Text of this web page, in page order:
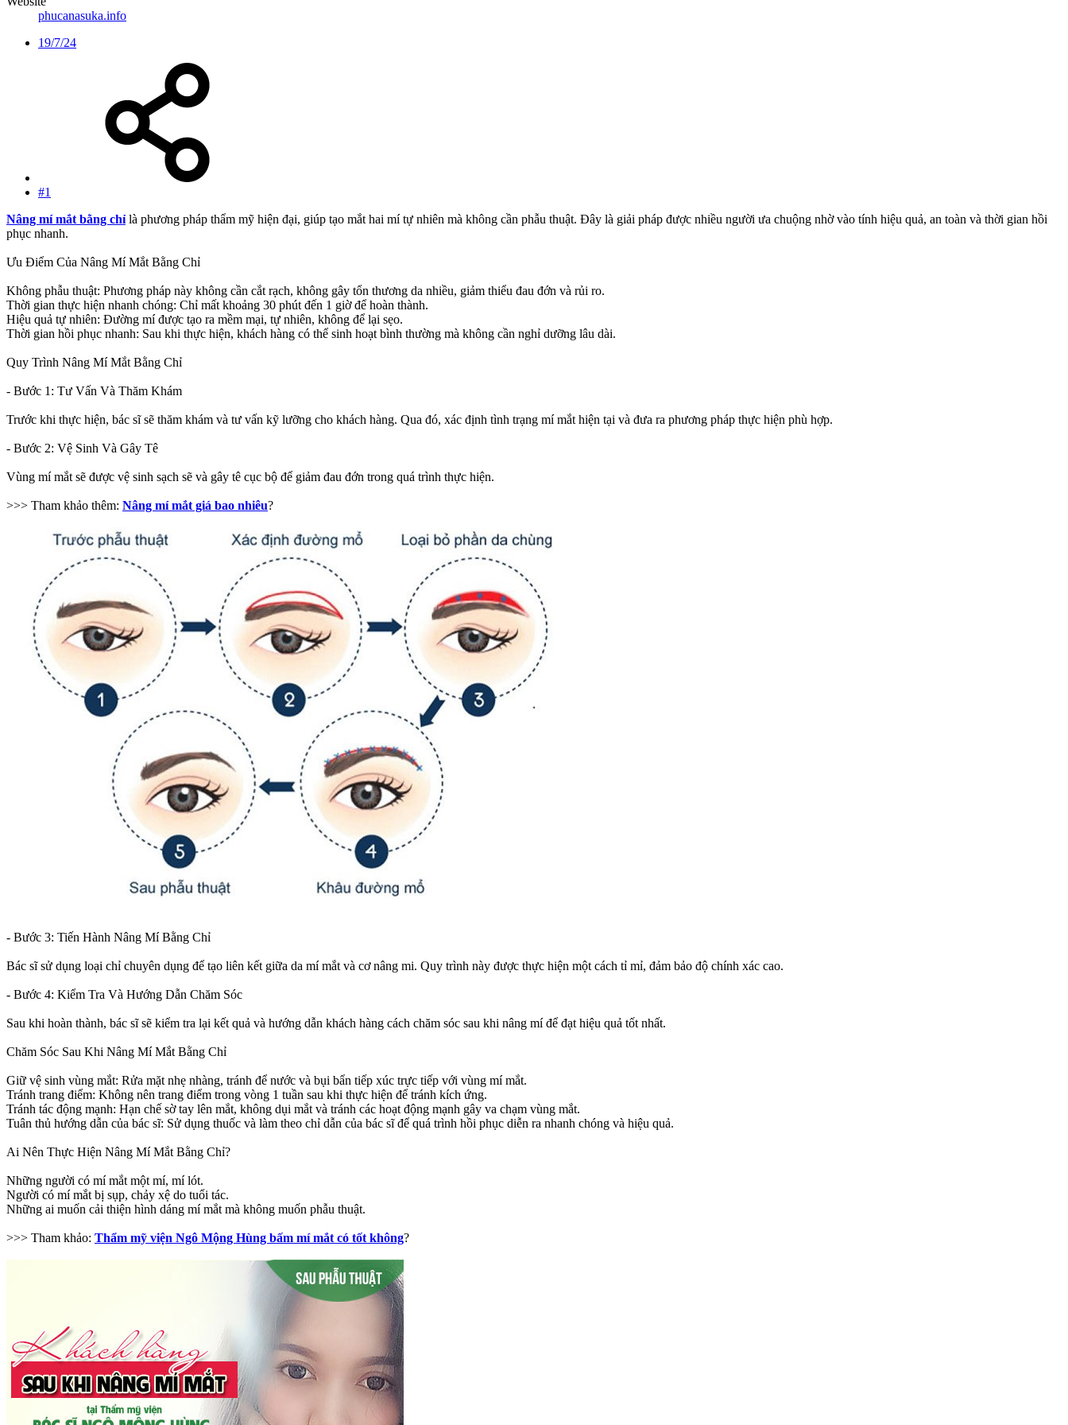
phucanasuka.info
19/7/24
#1
Nâng mí mắt bằng chỉ là phương pháp thẩm mỹ hiện đại, giúp tạo mắt hai mí tự nhiên mà không cần phẫu thuật. Đây là giải pháp được nhiều người ưa chuộng nhờ vào tính hiệu quả, an toàn và thời gian hồi
phục nhanh.
Ưu Điểm Của Nâng Mí Mắt Bằng Chỉ
Không phẫu thuật: Phương pháp này không cần cắt rạch, không gây tổn thương da nhiều, giảm thiểu đau đớn và rủi ro.
Thời gian thực hiện nhanh chóng: Chỉ mất khoảng 30 phút đến 1 giờ để hoàn thành.
Hiệu quả tự nhiên: Đường mí được tạo ra mềm mại, tự nhiên, không để lại sẹo.
Thời gian hồi phục nhanh: Sau khi thực hiện, khách hàng có thể sinh hoạt bình thường mà không cần nghỉ dưỡng lâu dài.
Quy Trình Nâng Mí Mắt Bằng Chỉ
- Bước 1: Tư Vấn Và Thăm Khám
Trước khi thực hiện, bác sĩ sẽ thăm khám và tư vấn kỹ lưỡng cho khách hàng. Qua đó, xác định tình trạng mí mắt hiện tại và đưa ra phương pháp thực hiện phù hợp.
- Bước 2: Vệ Sinh Và Gây Tê
Vùng mí mắt sẽ được vệ sinh sạch sẽ và gây tê cục bộ để giảm đau đớn trong quá trình thực hiện.
>>> Tham khảo thêm: Nâng mí mắt giá bao nhiêu?
- Bước 3: Tiến Hành Nâng Mí Bằng Chỉ
Bác sĩ sử dụng loại chỉ chuyên dụng để tạo liên kết giữa da mí mắt và cơ nâng mi. Quy trình này được thực hiện một cách tỉ mỉ, đảm bảo độ chính xác cao.
- Bước 4: Kiểm Tra Và Hướng Dẫn Chăm Sóc
Sau khi hoàn thành, bác sĩ sẽ kiểm tra lại kết quả và hướng dẫn khách hàng cách chăm sóc sau khi nâng mí để đạt hiệu quả tốt nhất.
Chăm Sóc Sau Khi Nâng Mí Mắt Bằng Chỉ
Giữ vệ sinh vùng mắt: Rửa mặt nhẹ nhàng, tránh để nước và bụi bẩn tiếp xúc trực tiếp với vùng mí mắt.
Tránh trang điểm: Không nên trang điểm trong vòng 1 tuần sau khi thực hiện để tránh kích ứng.
Tránh tác động mạnh: Hạn chế sờ tay lên mắt, không dụi mắt và tránh các hoạt động mạnh gây va chạm vùng mắt.
Tuân thủ hướng dẫn của bác sĩ: Sử dụng thuốc và làm theo chỉ dẫn của bác sĩ để quá trình hồi phục diễn ra nhanh chóng và hiệu quả.
Ai Nên Thực Hiện Nâng Mí Mắt Bằng Chỉ?
Những người có mí mắt một mí, mí lót.
Người có mí mắt bị sụp, chảy xệ do tuổi tác.
Những ai muốn cải thiện hình dáng mí mắt mà không muốn phẫu thuật.
>>> Tham khảo: Thẩm mỹ viện Ngô Mộng Hùng bấm mí mắt có tốt không?